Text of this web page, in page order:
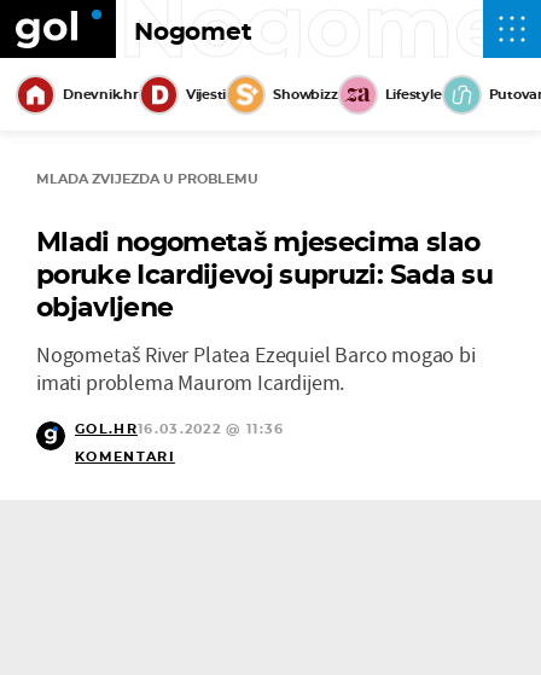
Nogomet
Dnevnik.hr Vijesti Showbizz Lifestyle
MLADA ZVIJEZDA U PROBLEMU
Mladi nogometaš mjesecima slao
poruke Icardijevoj supruzi: Sada su
objavljene
Nogometaš River Platea Ezequiel Barco mogao bi
imati problema Maurom Icardijem.
GOL.HR16.03.2022 @ 11:36
KOMENTARI